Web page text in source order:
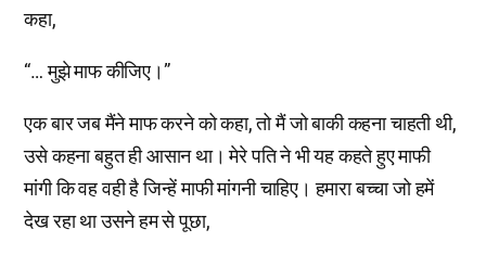
कहा,
“… मुझे माफ कीजिए।”
एक बार जब मैंने माफ करने को कहा, तो मैं जो बाकी कहना चाहती थी,
उसे कहना बहुत ही आसान था। मेरे पति ने भी यह कहते हुए माफी
मांगी कि वह वही है जिन्हें माफी मांगनी चाहिए। हमारा बच्चा जो हमें
देख रहा था उसने हम से पूछा,